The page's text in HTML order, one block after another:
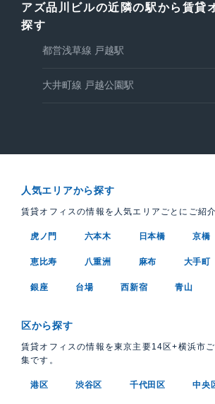
アズ品川ビルの近隣の駅から賃貸
探す
都営浅草線 戸越駅
大井町線 戸越公園駅
人気エリアから探す
賃貸オフィスの情報を人気エリアごとにご紹
虎ノ門 六本木 日本橋 京橋
恵比寿 八重洲 麻布 大手町
銀座 台場 西新宿 青山
区から探す
賃貸オフィスの情報を東京主要14区+横浜市
集です。
港区 渋谷区 千代田区 中央